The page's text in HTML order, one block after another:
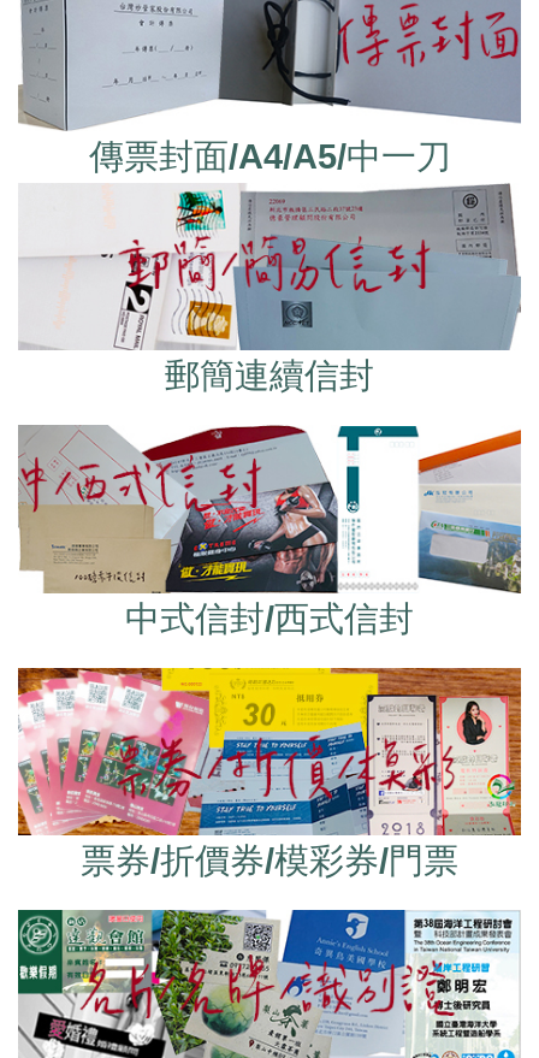
傳票封面/A4/A5/中一刀
郵簡連續信封
中式信封/西式信封
票券/折價券/模彩券/門票